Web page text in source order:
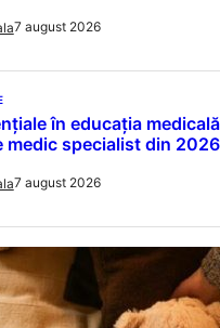
7 august 2026
în educația
medic specialist din 2026
7 august 2026